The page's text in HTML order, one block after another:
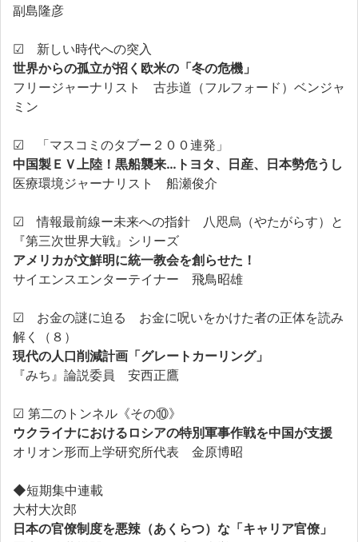
副島隆彦
☑ 新しい時代への突入
世界からの孤立が招く欧米の「冬の危機」
フリージャーナリスト 古歩道（フルフォード）ベンジャ
ミン
☑ 「マスコミのタブー２００連発」
中国製ＥＶ上陸！黒船襲来…トヨタ、日産、日本勢危うし
医療環境ジャーナリスト 船瀬俊介
☑ 情報最前線ー未来への指針 八咫烏（やたがらす）と
『第三次世界大戦』シリーズ
アメリカが文鮮明に統一教会を創らせた！
サイエンスエンターテイナー 飛鳥昭雄
☑ お金の謎に迫る お金に呪いをかけた者の正体を読み
解く（８）
現代の人口削減計画「グレートカーリング」
『みち』論説委員 安西正鷹
☑ 第二のトンネル《その⑩》
ウクライナにおけるロシアの特別軍事作戦を中国が支援
オリオン形而上学研究所代表 金原博昭
◆短期集中連載
大村大次郎
日本の官僚制度を悪辣（あくらつ）な「キャリア官僚」